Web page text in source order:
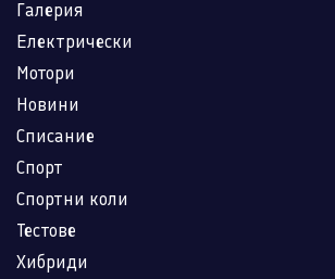
Галерия
Електрически
Мотори
Новини
Списание
Спорт
Спортни коли
Тестове
Хибриди